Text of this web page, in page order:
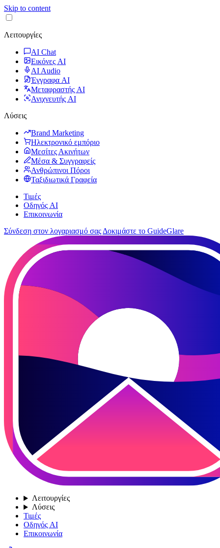
Skip to content
Λειτουργίες
AI Chat
Εικόνες AI
AI Audio
Έγγραφα AI
Μεταφραστής AI
Ανιχνευτής AI
Λύσεις
Brand Marketing
Ηλεκτρονικό εμπόριο
Μεσίτες Ακινήτων
Μέσα & Συγγραφείς
Ανθρώπινοι Πόροι
Ταξιδιωτικά Γραφεία
Τιμές
Οδηγός AI
Επικοινωνία
Σύνδεση στον λογαριασμό σας Δοκιμάστε το GuideGlare
Λειτουργίες
Λύσεις
Τιμές
Οδηγός AI
Επικοινωνία